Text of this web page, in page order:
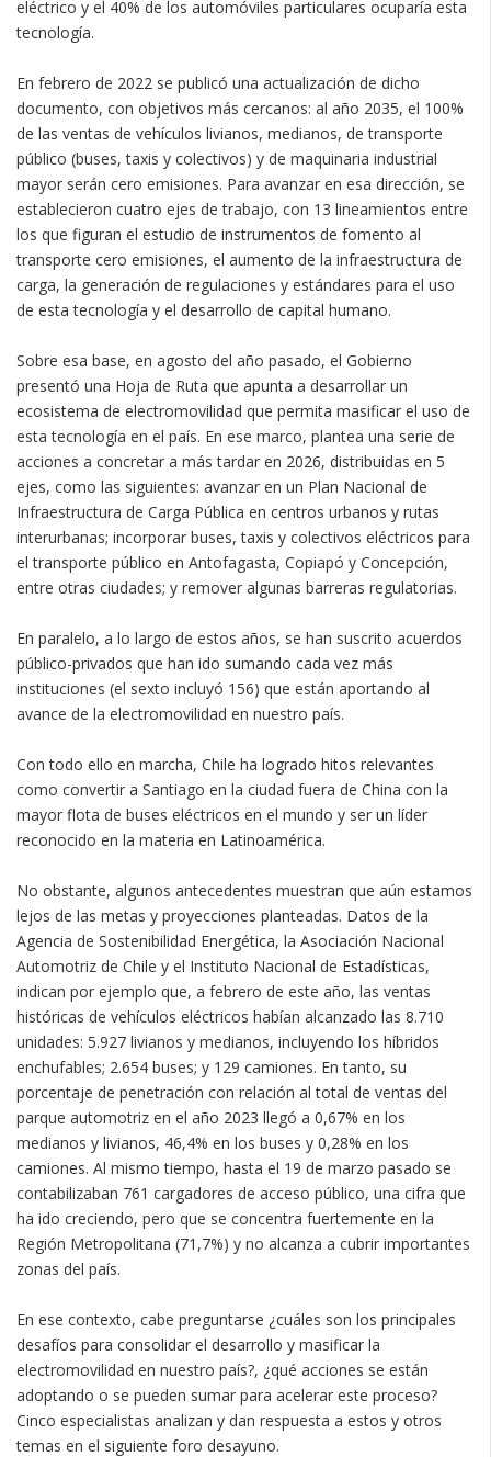
eléctrico y el 40% de los automóviles particulares ocuparía esta
tecnología.
En febrero de 2022 se publicó una actualización de dicho
documento, con objetivos más cercanos: al año 2035, el 100%
de las ventas de vehículos livianos, medianos, de transporte
público (buses, taxis y colectivos) y de maquinaria industrial
mayor serán cero emisiones. Para avanzar en esa dirección, se
establecieron cuatro ejes de trabajo, con 13 lineamientos entre
los que figuran el estudio de instrumentos de fomento al
transporte cero emisiones, el aumento de la infraestructura de
carga, la generación de regulaciones y estándares para el uso
de esta tecnología y el desarrollo de capital humano.
Sobre esa base, en agosto del año pasado, el Gobierno
presentó una Hoja de Ruta que apunta a desarrollar un
ecosistema de electromovilidad que permita masificar el uso de
esta tecnología en el país. En ese marco, plantea una serie de
acciones a concretar a más tardar en 2026, distribuidas en 5
ejes, como las siguientes: avanzar en un Plan Nacional de
Infraestructura de Carga Pública en centros urbanos y rutas
interurbanas; incorporar buses, taxis y colectivos eléctricos para
el transporte público en Antofagasta, Copiapó y Concepción,
entre otras ciudades; y remover algunas barreras regulatorias.
En paralelo, a lo largo de estos años, se han suscrito acuerdos
público-privados que han ido sumando cada vez más
instituciones (el sexto incluyó 156) que están aportando al
avance de la electromovilidad en nuestro país.
Con todo ello en marcha, Chile ha logrado hitos relevantes
como convertir a Santiago en la ciudad fuera de China con la
mayor flota de buses eléctricos en el mundo y ser un líder
reconocido en la materia en Latinoamérica.
No obstante, algunos antecedentes muestran que aún estamos
lejos de las metas y proyecciones planteadas. Datos de la
Agencia de Sostenibilidad Energética, la Asociación Nacional
Automotriz de Chile y el Instituto Nacional de Estadísticas,
indican por ejemplo que, a febrero de este año, las ventas
históricas de vehículos eléctricos habían alcanzado las 8.710
unidades: 5.927 livianos y medianos, incluyendo los híbridos
enchufables; 2.654 buses; y 129 camiones. En tanto, su
porcentaje de penetración con relación al total de ventas del
parque automotriz en el año 2023 llegó a 0,67% en los
medianos y livianos, 46,4% en los buses y 0,28% en los
camiones. Al mismo tiempo, hasta el 19 de marzo pasado se
contabilizaban 761 cargadores de acceso público, una cifra que
ha ido creciendo, pero que se concentra fuertemente en la
Región Metropolitana (71,7%) y no alcanza a cubrir importantes
zonas del país.
En ese contexto, cabe preguntarse ¿cuáles son los principales
desafíos para consolidar el desarrollo y masificar la
electromovilidad en nuestro país?, ¿qué acciones se están
adoptando o se pueden sumar para acelerar este proceso?
Cinco especialistas analizan y dan respuesta a estos y otros
temas en el siguiente foro desayuno.